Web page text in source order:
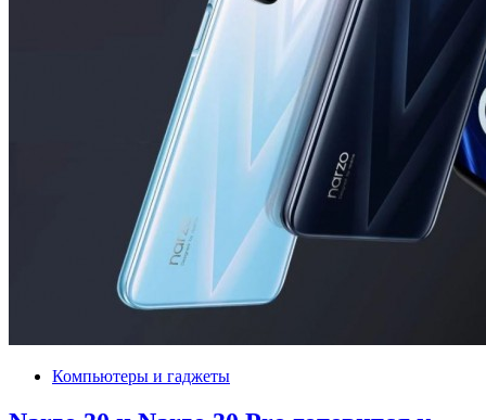
Компьютеры и гаджеты